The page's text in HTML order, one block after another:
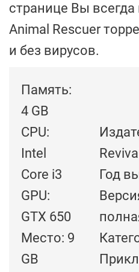
странице Вы
Animal Rescuer
и без вирусов.
Память:
4 GB
CPU:
Intel
Core i3
GPU:
GTX 650
Место: 9
GB
Год